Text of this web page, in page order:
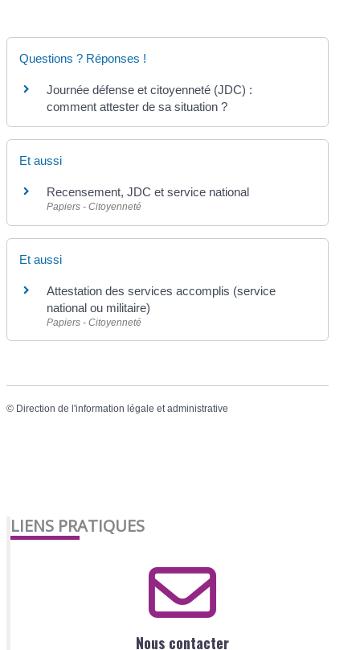
Questions ? Réponses !
Journée défense et citoyenneté (JDC) :
comment attester de sa situation ?
Et aussi
Recensement, JDC et service national
Papiers - Citoyenneté
Et aussi
Attestation des services accomplis (service
national ou militaire)
Papiers - Citoyenneté
© Direction de l'information légale et administrative
LIENS PRATIQUES
Nous contacter